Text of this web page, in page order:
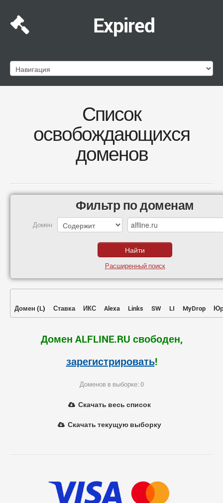
Expired
Список
освобождающихся
доменов
Фильтр по доменам
Домен
Расширенный поиск
Домен (L) Ставка ИКС Alexa Links SW LI MyDrop
Домен ALFLINE.RU свободен,
зарегистрировать!
Доменов в выборке: 0
Скачать весь список
Скачать текущую выборку